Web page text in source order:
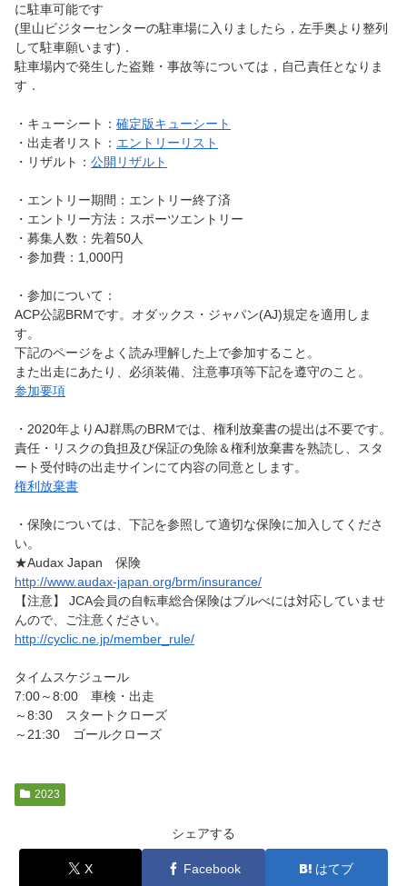
に駐車可能です
(里山ビジターセンターの駐車場に入りましたら，左手奥より整列
して駐車願います)．
駐車場内で発生した盗難・事故等については，自己責任となりま
す．
・キューシート： 確定版キューシート
・出走者リスト： エントリーリスト
・リザルト： 公開リザルト
・エントリー期間：エントリー終了済
・エントリー方法：スポーツエントリー
・募集人数：先着50人
・参加費：1,000円
・参加について：
ACP公認BRMです。オダックス・ジャパン(AJ)規定を適用しま
す。
下記のページをよく読み理解した上で参加すること。
また出走にあたり、必須装備、注意事項等下記を遵守のこと。
参加要項
・2020年よりAJ群馬のBRMでは、権利放棄書の提出は不要です。
責任・リスクの負担及び保証の免除＆権利放棄書を熟読し、スタ
ート受付時の出走サインにて内容の同意とします。
権利放棄書
・保険については、下記を参照して適切な保険に加入してくださ
い。
★Audax Japan 保険
http://www.audax-japan.org/brm/insurance/
【注意】 JCA会員の自転車総合保険はブルべには対応していませ
んので、ご注意ください。
http://cyclic.ne.jp/member_rule/
タイムスケジュール
7:00～8:00 車検・出走
～8:30 スタートクローズ
～21:30 ゴールクローズ
2023
シェアする
X Facebook はてブ